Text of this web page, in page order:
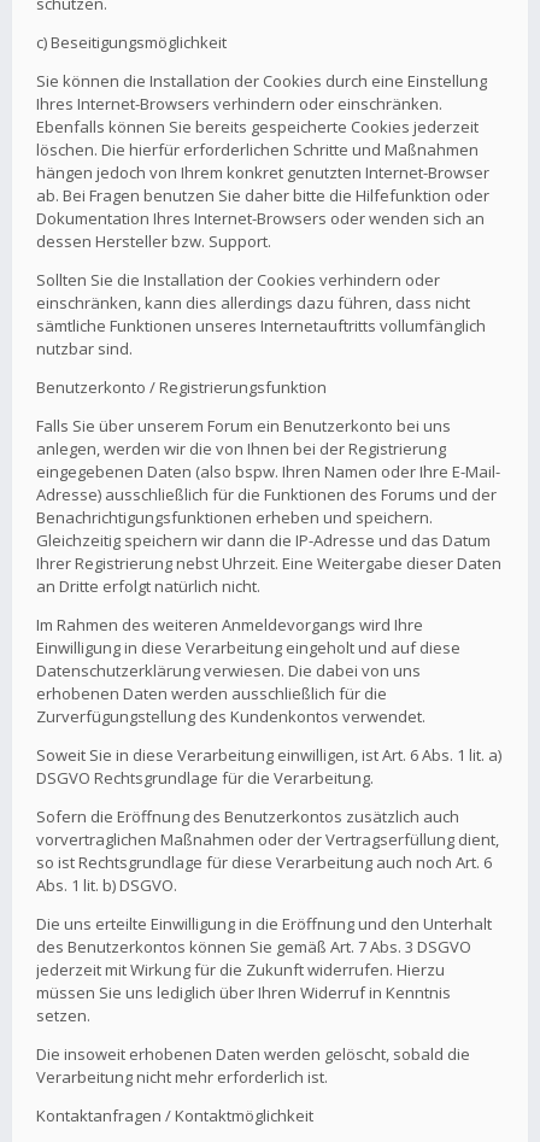
c) Beseitigungsmöglichkeit
Sie können die Installation der Cookies durch eine Einstellung
Ihres Internet-Browsers verhindern oder einschränken.
Ebenfalls können Sie bereits gespeicherte Cookies jederzeit
löschen. Die hierfür erforderlichen Schritte und Maßnahmen
hängen jedoch von Ihrem konkret genutzten Internet-Browser
ab. Bei Fragen benutzen Sie daher bitte die Hilfefunktion oder
Dokumentation Ihres Internet-Browsers oder wenden sich an
dessen Hersteller bzw. Support.
Sollten Sie die Installation der Cookies verhindern oder
einschränken, kann dies allerdings dazu führen, dass nicht
sämtliche Funktionen unseres Internetauftritts vollumfänglich
nutzbar sind.
Benutzerkonto / Registrierungsfunktion
Falls Sie über unserem Forum ein Benutzerkonto bei uns
anlegen, werden wir die von Ihnen bei der Registrierung
eingegebenen Daten (also bspw. Ihren Namen oder Ihre E-Mail-
Adresse) ausschließlich für die Funktionen des Forums und der
Benachrichtigungsfunktionen erheben und speichern.
Gleichzeitig speichern wir dann die IP-Adresse und das Datum
Ihrer Registrierung nebst Uhrzeit. Eine Weitergabe dieser Daten
an Dritte erfolgt natürlich nicht.
Im Rahmen des weiteren Anmeldevorgangs wird Ihre
Einwilligung in diese Verarbeitung eingeholt und auf diese
Datenschutzerklärung verwiesen. Die dabei von uns
erhobenen Daten werden ausschließlich für die
Zurverfügungstellung des Kundenkontos verwendet.
Soweit Sie in diese Verarbeitung einwilligen, ist Art. 6 Abs. 1 lit. a)
DSGVO Rechtsgrundlage für die Verarbeitung.
Sofern die Eröffnung des Benutzerkontos zusätzlich auch
vorvertraglichen Maßnahmen oder der Vertragserfüllung dient,
so ist Rechtsgrundlage für diese Verarbeitung auch noch Art. 6
Abs. 1 lit. b) DSGVO.
Die uns erteilte Einwilligung in die Eröffnung und den Unterhalt
des Benutzerkontos können Sie gemäß Art. 7 Abs. 3 DSGVO
jederzeit mit Wirkung für die Zukunft widerrufen. Hierzu
müssen Sie uns lediglich über Ihren Widerruf in Kenntnis
setzen.
Die insoweit erhobenen Daten werden gelöscht, sobald die
Verarbeitung nicht mehr erforderlich ist.
Kontaktanfragen / Kontaktmöglichkeit